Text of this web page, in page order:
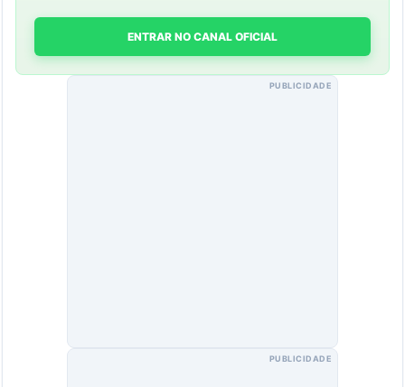
ENTRAR NO CANAL OFICIAL
PUBLICIDADE
PUBLICIDADE